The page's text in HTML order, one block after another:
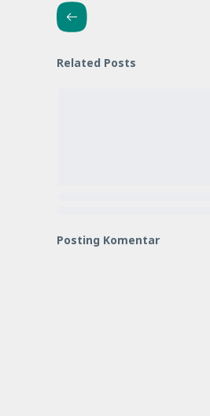
Related Posts
Posting Komentar